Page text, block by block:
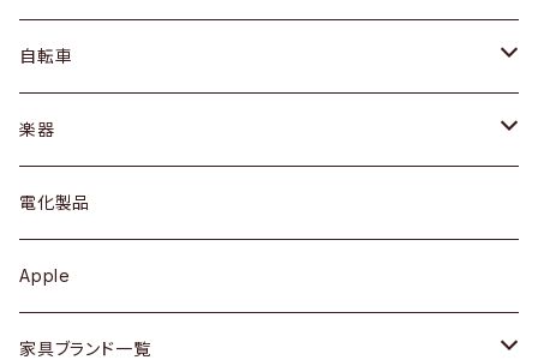
ドレッサー
シェルフ
キュリオケース / 飾り棚
カップボード / 食器棚
チェスト
アウター
トップス
ワンピース
ボトムス
靴
プレート / ボウル
カトラリー
ケトル / ティーポット
鍋 / フライパン
Vintage / ヴィンテージ
自転車
dahon
楽器
ギター
ベース
その他楽器
電化製品
Apple
家具ブランド一覧